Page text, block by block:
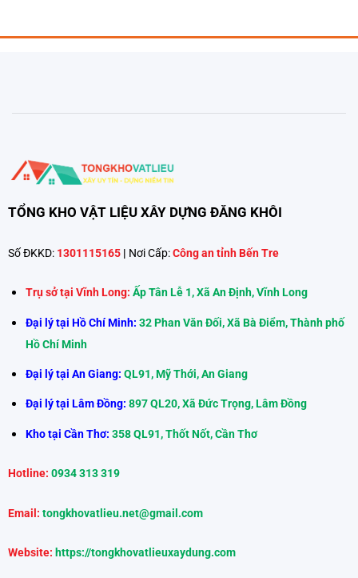
TỔNG KHO VẬT LIỆU XÂY DỰNG ĐĂNG KHÔI
Số ĐKKD: 1301115165 | Nơi Cấp: Công an tỉnh Bến Tre
Trụ sở tại Vĩnh Long: Ấp Tân Lễ 1, Xã An Định, Vĩnh Long
Đại lý tại Hồ Chí Minh: 32 Phan Văn Đối, Xã Bà Điểm, Thành phố
Hồ Chí Minh
Đại lý tại An Giang: QL91, Mỹ Thới, An Giang
Đại lý tại Lâm Đồng:897 QL20, Xã Đức Trọng, Lâm Đồng
Kho tại Cần Thơ: 358 QL91, Thốt Nốt, Cần Thơ
Hotline: 0934 313 319
Email: tongkhovatlieu.net@gmail.com
Website: https://tongkhovatlieuxaydung.com